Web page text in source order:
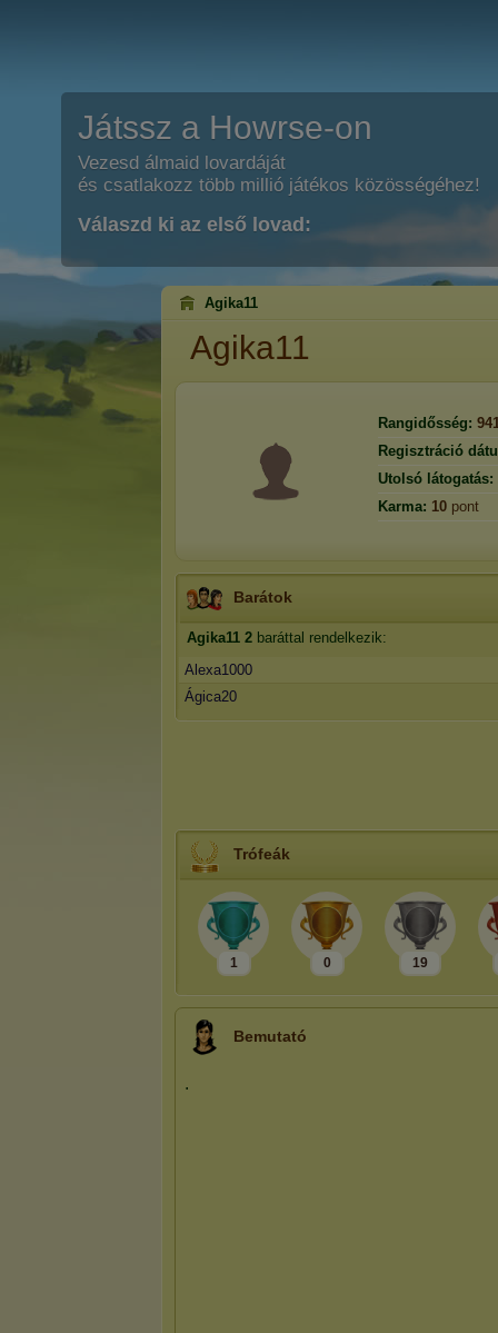
Játssz a Howrse-on
Vezesd álmaid lovardáját
és csatlakozz több millió játékos közösségéhez!
Válaszd ki az első lovad:
Agika11
Agika11
Rangidősség:
Regisztráció
Utolsó látogatás:
Karma: 10 pont
Barátok
Agika11 2 baráttal rendelkezik:
Alexa1000
Ágica20
Trófeák
1 0 19
Bemutató